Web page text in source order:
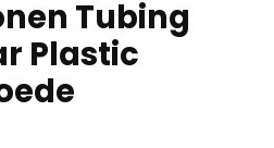
Tubing
Plastic